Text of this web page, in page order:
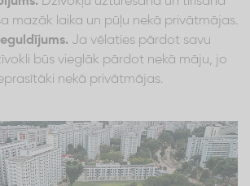
mazāk laika un pūļu nekā privātmājas.
Ja vēlaties pārdot savu
būs vieglāk pārdot nekā māju, jo
nekā privātmājas.